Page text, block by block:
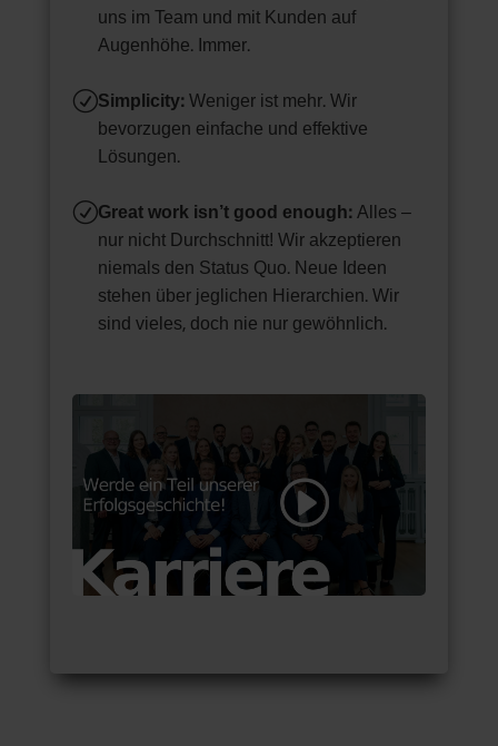
uns im Team und mit Kunden auf
Augenhöhe. Immer.
RSimplicity:Weniger ist mehr. Wir
bevorzugen einfache und effektive
Lösungen.
RGreat work isn’t good enough:Alles –
nur nicht Durchschnitt! Wir akzeptieren
niemals den Status Quo. Neue Ideen
stehen über jeglichen Hierarchien. Wir
sind vieles, doch nie nur gewöhnlich.